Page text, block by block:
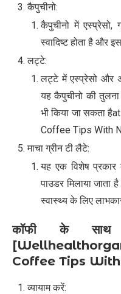
कैपुचीनो:
कैपुचीनो में एस्प्रेसो,
स्वादिष्ट होता है और
लट्टे:
लट्टे में एस्प्रेसो और
यह कैपुचीनो की तुलना
भी किया जा सकता
Coffee Tips With
माचा ग्रीन टी लैटे:
यह एक विशेष प्रकार
पाउडर मिलाया
स्वास्थ्य के लिए
कॉफी के साथ
Coffee Tips
व्यायाम करें: